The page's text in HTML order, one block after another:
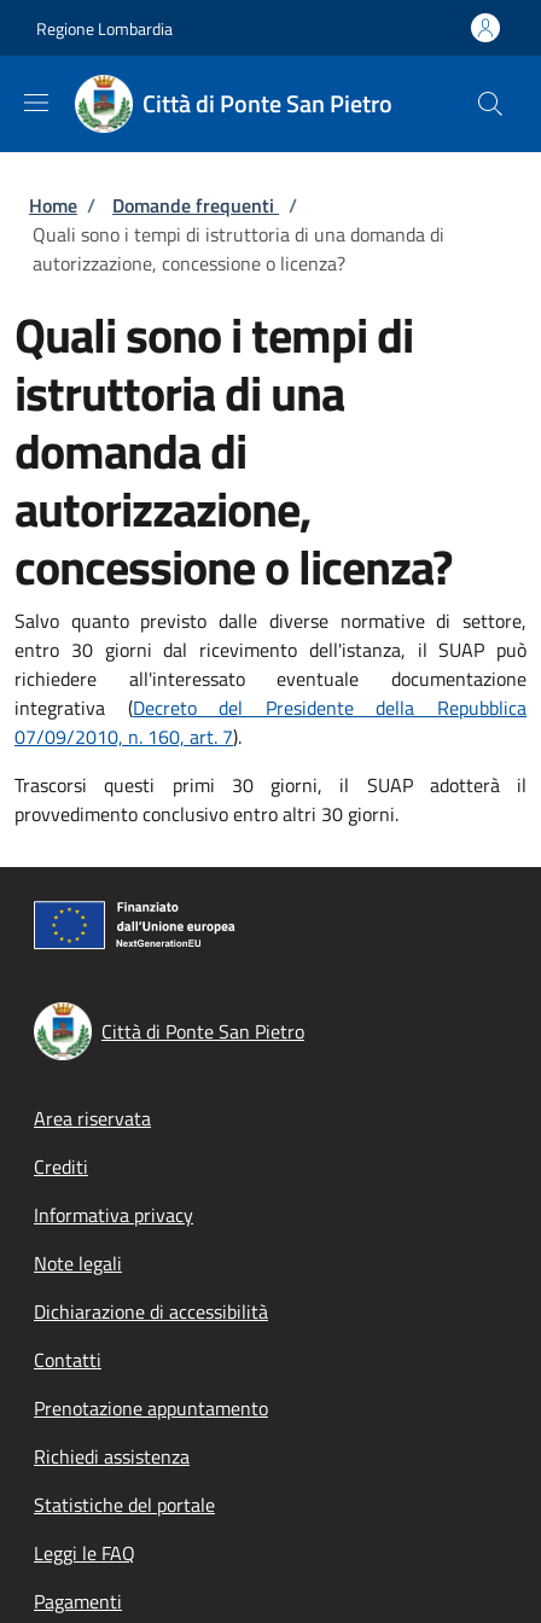
Regione Lombardia
Città di Ponte San Pietro
Briciole di pane
Home / Domande frequenti /
Quali sono i tempi di istruttoria di una domanda di
autorizzazione, concessione o licenza?
Quali sono i tempi di
istruttoria di una
domanda di
autorizzazione,
concessione o licenza?
Salvo quanto previsto dalle diverse normative di settore,
entro 30 giorni dal ricevimento dell'istanza, il SUAP può
richiedere all'interessato eventuale documentazione
integrativa (Decreto del Presidente della Repubblica
07/09/2010, n. 160, art. 7).
Trascorsi questi primi 30 giorni, il SUAP adotterà il
provvedimento conclusivo entro altri 30 giorni.
Città di Ponte San Pietro
Footer menu
Area riservata
Crediti
Informativa privacy
Note legali
Dichiarazione di accessibilità
Contatti
Prenotazione appuntamento
Richiedi assistenza
Statistiche del portale
Leggi le FAQ
Pagamenti